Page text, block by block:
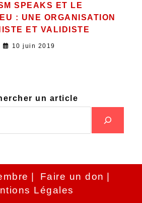
SPEAKS ET LE
: UNE ORGANISATION
ET VALIDISTE
10 juin 2019
un article
Faire un don
Légales